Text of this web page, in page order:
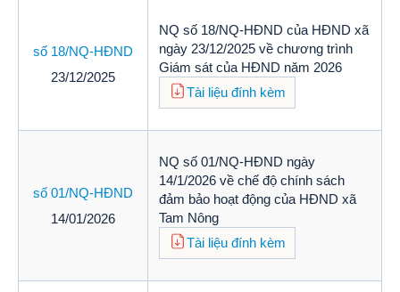
số 18/NQ-HĐND
23/12/2025
NQ số 18/NQ-HĐND của HĐND xã
ngày 23/12/2025 về chương trình
Giám sát của HĐND năm 2026
Tài liệu đính kèm
số 01/NQ-HĐND
14/01/2026
NQ số 01/NQ-HĐND ngày
14/1/2026 về chế độ chính sách
đảm bảo hoạt động của HĐND xã
Tam Nông
Tài liệu đính kèm